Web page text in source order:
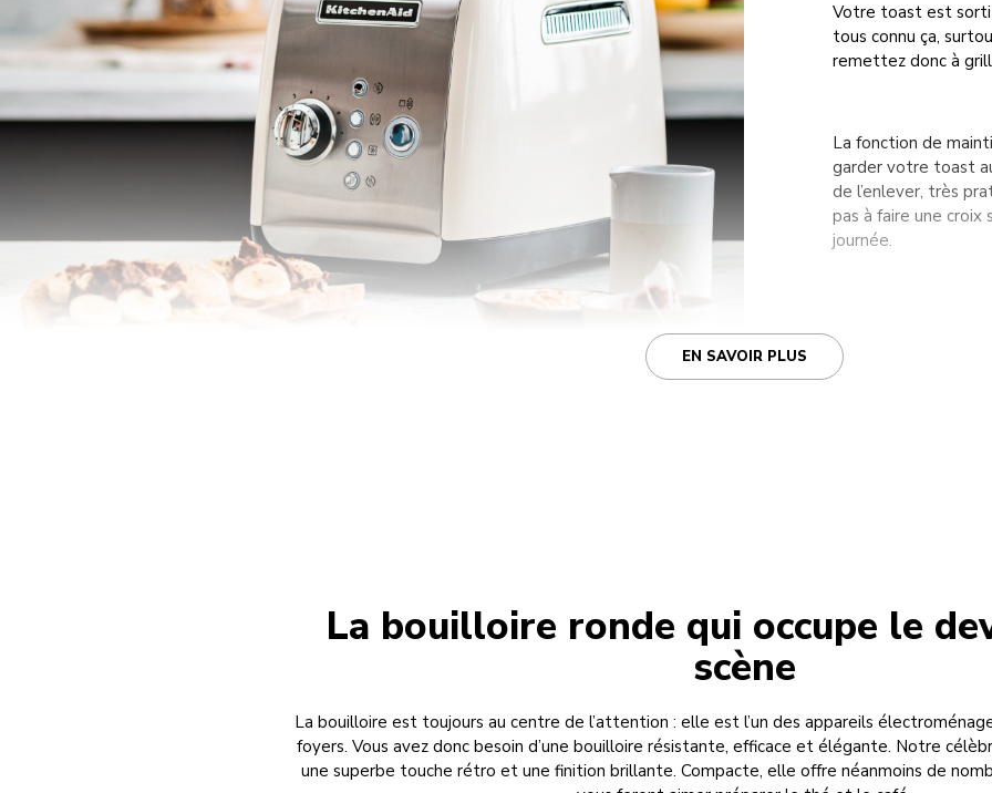
Votre toast est sorti
tous connu ça,
remettez donc à
La fonction de
garder votre toast
de l’enlever, très
pas à faire une
journée.
EN SAVOIR PLUS
La bouilloire ronde qui occupe le
scène
La bouilloire est toujours au centre de l’attention : elle est l’un des appareils
foyers. Vous avez donc besoin d’une bouilloire résistante, efficace et élégante. Notre
une superbe touche rétro et une finition brillante. Compacte, elle offre néanmoins de